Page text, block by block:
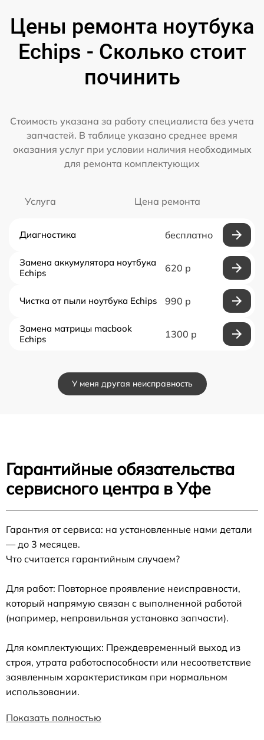
Цены ремонта ноутбука
Echips - Сколько стоит
починить
Стоимость указана за работу специалиста без учета
запчастей. В таблице указано среднее время
оказания услуг при условии наличия необходимых
для ремонта комплектующих
Услуга Цена ремонта
Диагностика бесплатно
Замена аккумулятора ноутбука
Echips
620 р
Чистка от пыли ноутбука Echips 990 р
Замена матрицы macbook
Echips
1300 р
У меня другая неисправность
Гарантийные обязательства
сервисного центра в Уфе
Гарантия от сервиса: на установленные нами детали
— до 3 месяцев.
Что считается гарантийным случаем?
Для работ: Повторное проявление неисправности,
который напрямую связан с выполненной работой
(например, неправильная установка запчасти).
Для комплектующих: Преждевременный выход из
строя, утрата работоспособности или несоответствие
заявленным характеристикам при нормальном
использовании.
Показать полностью